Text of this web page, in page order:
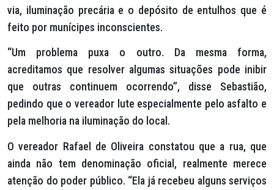
via, iluminação precária e o depósito de entulhos que é
feito por munícipes inconscientes.
“Um problema puxa o outro. Da mesma forma,
acreditamos que resolver algumas situações pode inibir
que outras continuem ocorrendo”, disse Sebastião,
pedindo que o vereador lute especialmente pelo asfalto e
pela melhoria na iluminação do local.
O vereador Rafael de Oliveira constatou que a rua, que
ainda não tem denominação oficial, realmente merece
atenção do poder público. “Ela já recebeu alguns serviços